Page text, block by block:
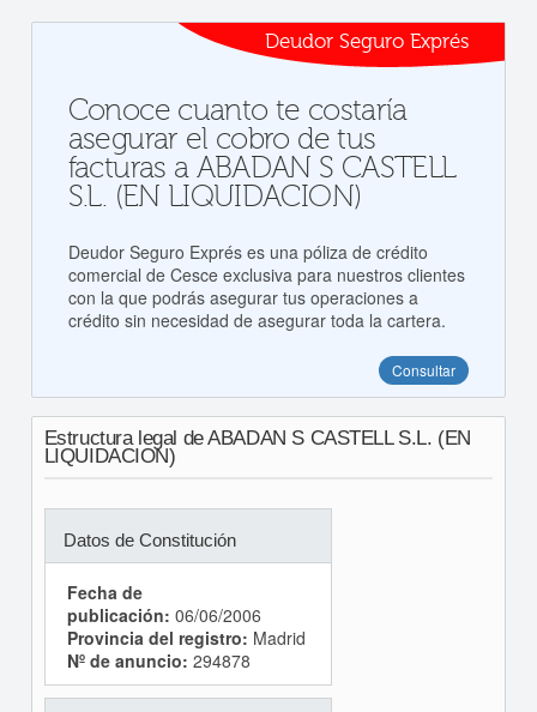
Deudor Seguro Exprés
Conoce cuanto te costaría
asegurar el cobro de tus
facturas a ABADAN S CASTELL
S.L. (EN LIQUIDACION)
Deudor Seguro Exprés es una póliza de crédito
comercial de Cesce exclusiva para nuestros clientes
con la que podrás asegurar tus operaciones a
crédito sin necesidad de asegurar toda la cartera.
Consultar
Estructura legal de ABADAN S CASTELL S.L. (EN
LIQUIDACION)
Datos de Constitución
Fecha de
publicación: 06/06/2006
Provincia del registro: Madrid
Nº de anuncio: 294878